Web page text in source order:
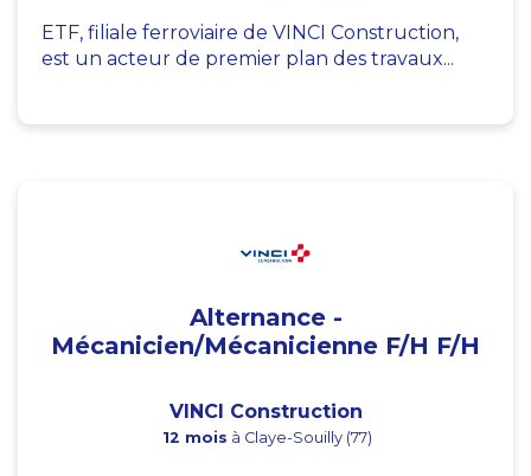
ETF, filiale ferroviaire de VINCI Construction,
est un acteur de premier plan des travaux...
Alternance -
Mécanicien/Mécanicienne F/H F/H
VINCI Construction
12 mois à Claye-Souilly (77)